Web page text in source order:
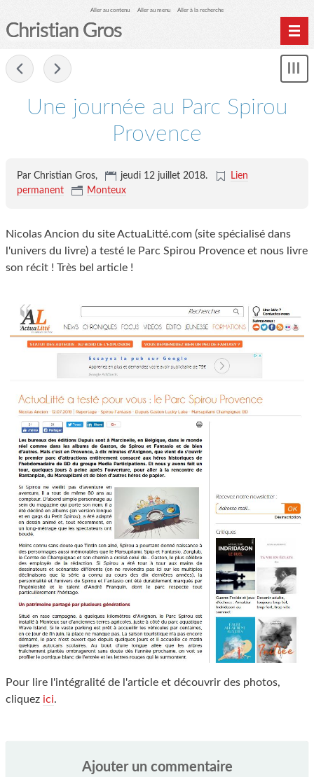
Aller au contenu Aller au menu Aller à la recherche
Christian Gros
Une journée au Parc Spirou
Provence
Par Christian Gros, jeudi 12 juillet 2018.
Lien
permanent
Monteux
Nicolas Ancion du site ActuaLitté.com (site spécialisé dans
l'univers du livre) a testé le Parc Spirou Provence et nous livre
son récit ! Très bel article !
Pour lire l'intégralité de l'article et découvrir des photos,
cliquez ici.
Ajouter un commentaire